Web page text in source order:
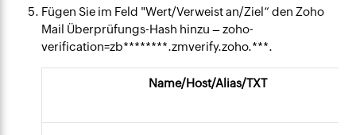
Fügen Sie im Feld "Wert/Verweist an/Ziel“ den Zoho
Mail Überprüfungs-Hash hinzu – zoho-
verification=zb********.zmverify.zoho.***.
Name/Host/Alias/TXT